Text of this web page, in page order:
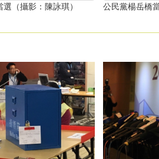
（攝影：陳詠琪） 公民黨楊岳橋